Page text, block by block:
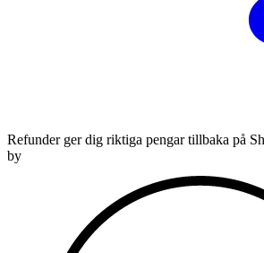
Refunder ger dig riktiga pengar tillbaka på
by